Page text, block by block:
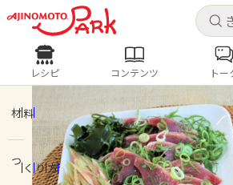
ログインするとレシピを保存で
ログイン
レシピ
人気の食材・レシピ
レシピ コンテンツ トー
材料
つくり方